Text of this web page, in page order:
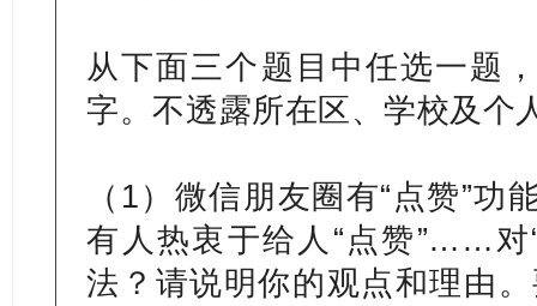
从下面三个题目中任选一题
字。不透露所在区、学校及个
（1）微信朋友圈有“点赞”功
有人热衷于给人“点赞”……对
法？请说明你的观点和理由